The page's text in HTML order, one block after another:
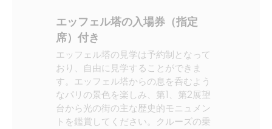
エッフェル塔の入場券（指定
席）付き
エッフェル塔の見学は予約制となって
おり、自由に見学することができま
す。エッフェル塔からの息を呑むよう
なパリの景色を楽しみ、第1、第2展望
台から光の街の主な歴史的モニュメン
トを鑑賞してください。クルーズの乗